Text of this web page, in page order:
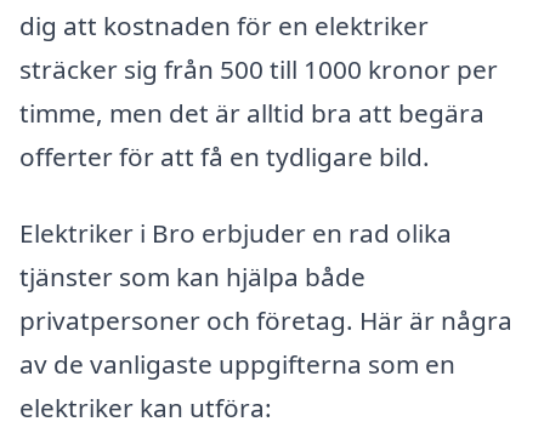
dig att kostnaden för en elektriker
sträcker sig från 500 till 1000 kronor per
timme, men det är alltid bra att begära
offerter för att få en tydligare bild.
Elektriker i Bro erbjuder en rad olika
tjänster som kan hjälpa både
privatpersoner och företag. Här är några
av de vanligaste uppgifterna som en
elektriker kan utföra: